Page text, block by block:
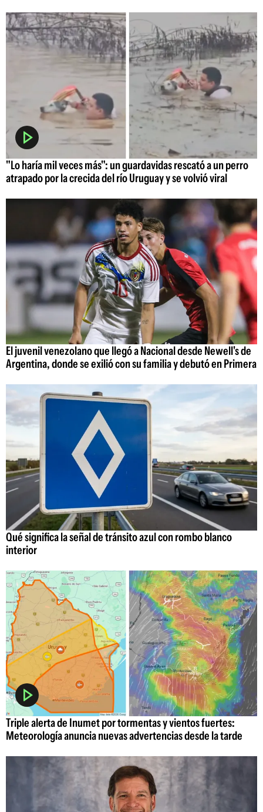
"Lo haría mil veces más": un guardavidas rescató a un perro
atrapado por la crecida del río Uruguay y se volvió viral
El juvenil venezolano que llegó a Nacional desde Newell's de
Argentina, donde se exilió con su familia y debutó en Primera
Qué significa la señal de tránsito azul con rombo blanco
interior
Triple alerta de Inumet por tormentas y vientos fuertes:
Meteorología anuncia nuevas advertencias desde la tarde